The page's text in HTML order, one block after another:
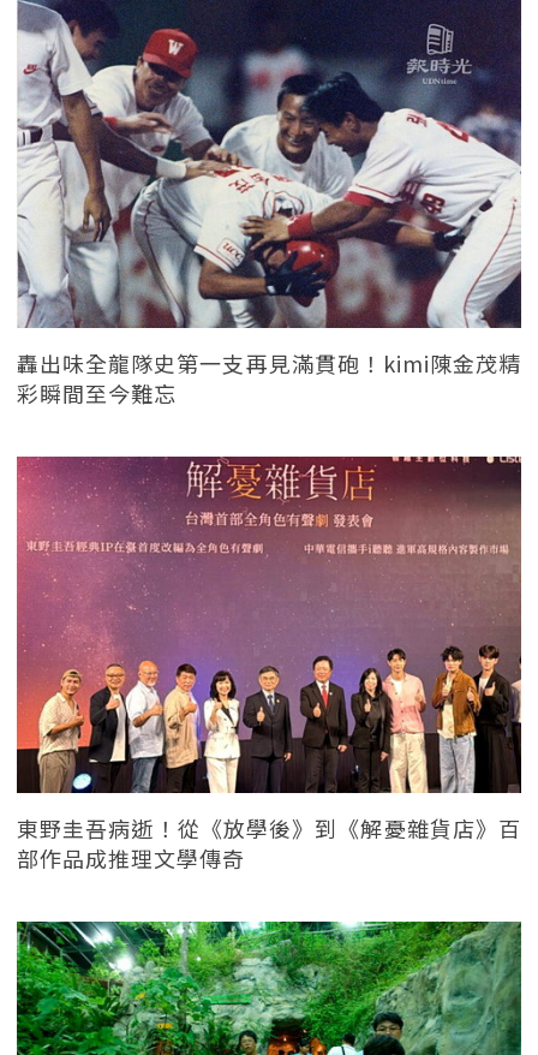
轟出味全龍隊史第一支再見滿貫砲！kimi陳金茂精
彩瞬間至今難忘
東野圭吾病逝！從《放學後》到《解憂雜貨店》百
部作品成推理文學傳奇